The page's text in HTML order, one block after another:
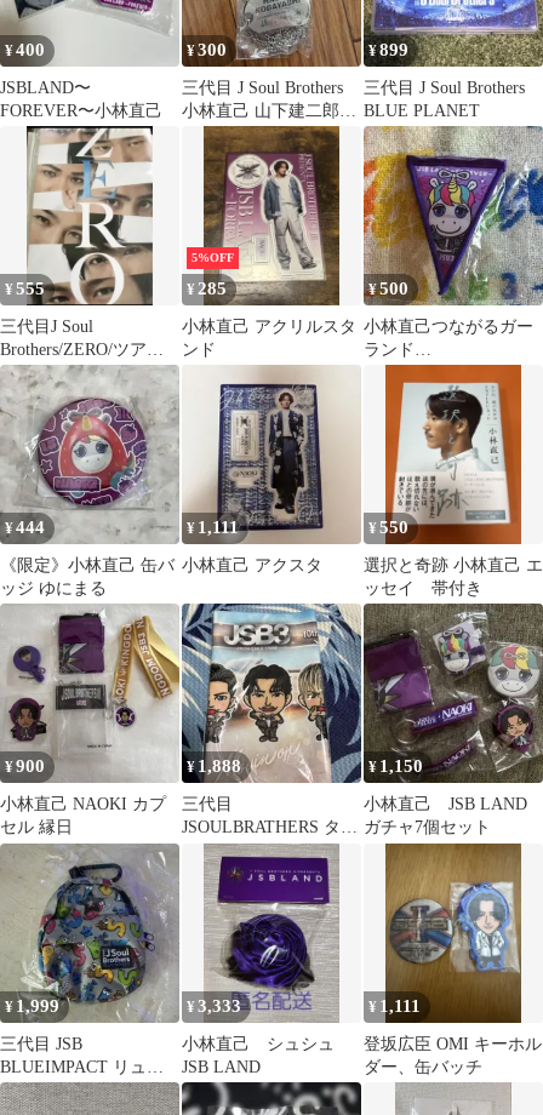
¥400
JSBLAND〜
FOREVER〜小林直己
¥300
三代目 J Soul Brothers
小林直己 山下建二郎ド
ックタグ グッズ
¥899
三代目 J Soul Brothers
BLUE PLANET
¥555
三代目J Soul
Brothers/ZERO/ツアー
パンフレット
5%OFF
¥ 285
小林直己 アクリルスタ
ンド
¥500
小林直己つながるガー
ランド
¥444
《限定》小林直己 缶バ
ッジ ゆにまる
¥ 1,111
小林直己 アクスタ
¥550
選択と奇跡 小林直己 エ
ッセイ 帯付き
¥900
小林直己 NAOKI カプ
セル 縁日
¥ 1,888
三代目
JSOULBRATHERS タオ
ル ②
¥ 1,150
小林直己 JSB LAND
ガチャ7個セット
¥ 1,999
三代目 JSB
BLUEIMPACT リュッ
ク カラビナ付き グッズ
¥3,333
小林直己 シュシュ
JSB LAND
¥ 1,111
登坂広臣 OMI キーホル
ダー、缶バッチ